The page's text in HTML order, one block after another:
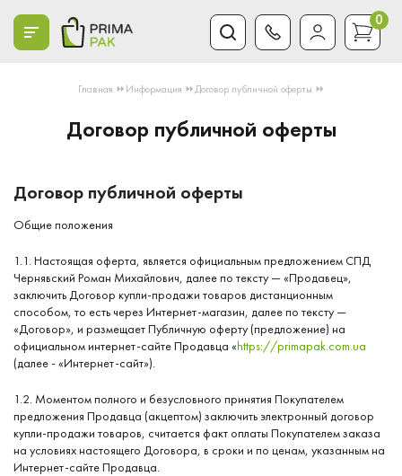
0
Главная ⏩Информация ⏩Договор публичной оферты ⏩
Договор публичной оферты
Договор публичной оферты
Общие положения
1.1. Настоящая оферта, является официальным предложением СПД
Чернявский Роман Михайлович, далее по тексту — «Продавец»,
заключить Договор купли-продажи товаров дистанционным
способом, то есть через Интернет-магазин, далее по тексту —
«Договор», и размещает Публичную оферту (предложение) на
официальном интернет-сайте Продавца «https://primapak.com.ua
(далее - «Интернет-сайт»).
1.2. Моментом полного и безусловного принятия Покупателем
предложения Продавца (акцептом) заключить электронный договор
купли-продажи товаров, считается факт оплаты Покупателем заказа
на условиях настоящего Договора, в сроки и по ценам, указанным на
Интернет-сайте Продавца.